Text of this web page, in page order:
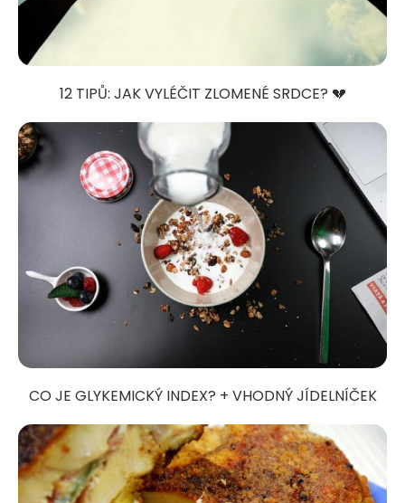
12 TIPŮ: JAK VYLÉČIT ZLOMENÉ SRDCE? 💔
CO JE GLYKEMICKÝ INDEX? + VHODNÝ JÍDELNÍČEK